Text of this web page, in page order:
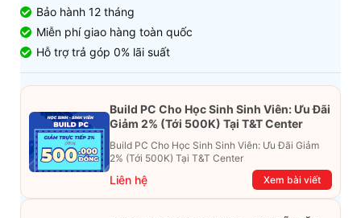
Bảo hành 12 tháng
Miễn phí giao hàng toàn quốc
Hỗ trợ trả góp 0% lãi suất
Build PC Cho Học Sinh Sinh Viên: Ưu Đãi
Giảm 2% (Tới 500K) Tại T&T Center
Build PC Cho Học Sinh Sinh Viên: Ưu Đãi Giảm
2% (Tới 500K) Tại T&T Center
Liên hệ Xem bài viết